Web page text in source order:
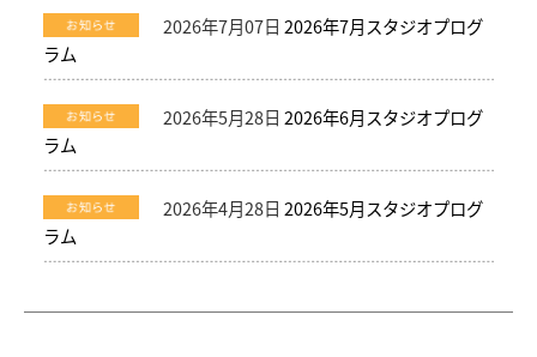
2026年7月07日 2026年7月スタジオプログ
ラム
2026年5月28日 2026年6月スタジオプログ
ラム
2026年4月28日 2026年5月スタジオプログ
ラム